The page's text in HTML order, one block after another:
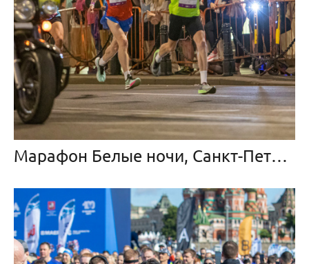
Марафон Белые ночи, Санкт-Петербург, 13 июня 2023 г.